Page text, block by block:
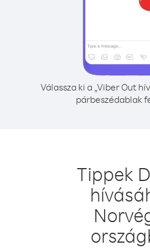
Válassza ki a „Viber Out
párbeszédablak
Tippek